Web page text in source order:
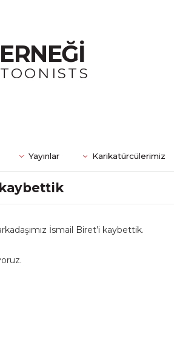
Yayınlar Karikatürcülerimiz
İsmail Biret’i kaybettik.